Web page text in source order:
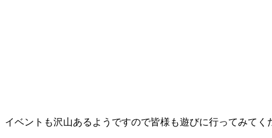
イベントも沢山あるようですので皆様も遊びに行ってみてく